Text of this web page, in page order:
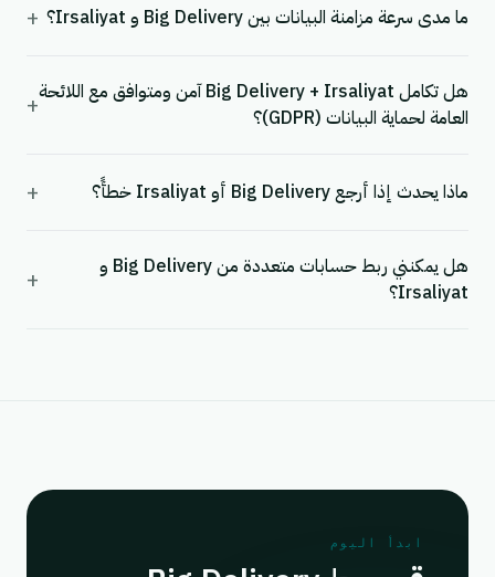
ما مدى سرعة مزامنة البيانات بين Big Delivery و Irsaliyat؟ +
هل تكامل Big Delivery + Irsaliyat آمن ومتوافق مع اللائحة
العامة لحماية البيانات (GDPR)؟
+
ماذا يحدث إذا أرجع Big Delivery أو Irsaliyat خطأً؟ +
هل يمكنني ربط حسابات متعددة من Big Delivery و
Irsaliyat؟
+
ابدأ اليوم